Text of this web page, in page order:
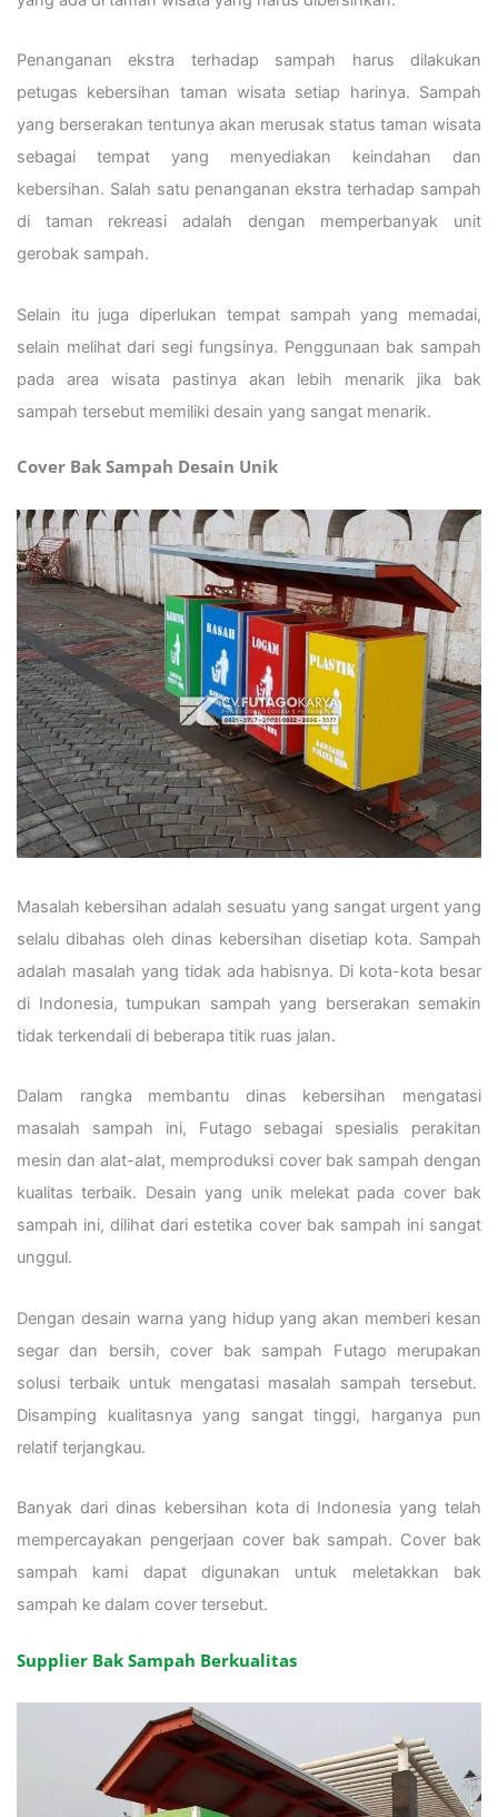
Penanganan ekstra terhadap sampah harus dilakukan
petugas kebersihan taman wisata setiap harinya. Sampah
yang berserakan tentunya akan merusak status taman wisata
sebagai tempat yang menyediakan keindahan dan
kebersihan. Salah satu penanganan ekstra terhadap sampah
di taman rekreasi adalah dengan memperbanyak unit
gerobak sampah.
Selain itu juga diperlukan tempat sampah yang memadai,
selain melihat dari segi fungsinya. Penggunaan bak sampah
pada area wisata pastinya akan lebih menarik jika bak
sampah tersebut memiliki desain yang sangat menarik.
Cover Bak Sampah Desain Unik
Masalah kebersihan adalah sesuatu yang sangat urgent yang
selalu dibahas oleh dinas kebersihan disetiap kota. Sampah
adalah masalah yang tidak ada habisnya. Di kota-kota besar
di Indonesia, tumpukan sampah yang berserakan semakin
tidak terkendali di beberapa titik ruas jalan.
Dalam rangka membantu dinas kebersihan mengatasi
masalah sampah ini, Futago sebagai spesialis perakitan
mesin dan alat-alat, memproduksi cover bak sampah dengan
kualitas terbaik. Desain yang unik melekat pada cover bak
sampah ini, dilihat dari estetika cover bak sampah ini sangat
unggul.
Dengan desain warna yang hidup yang akan memberi kesan
segar dan bersih, cover bak sampah Futago merupakan
solusi terbaik untuk mengatasi masalah sampah tersebut.
Disamping kualitasnya yang sangat tinggi, harganya pun
relatif terjangkau.
Banyak dari dinas kebersihan kota di Indonesia yang telah
mempercayakan pengerjaan cover bak sampah. Cover bak
sampah kami dapat digunakan untuk meletakkan bak
sampah ke dalam cover tersebut.
Supplier Bak Sampah Berkualitas